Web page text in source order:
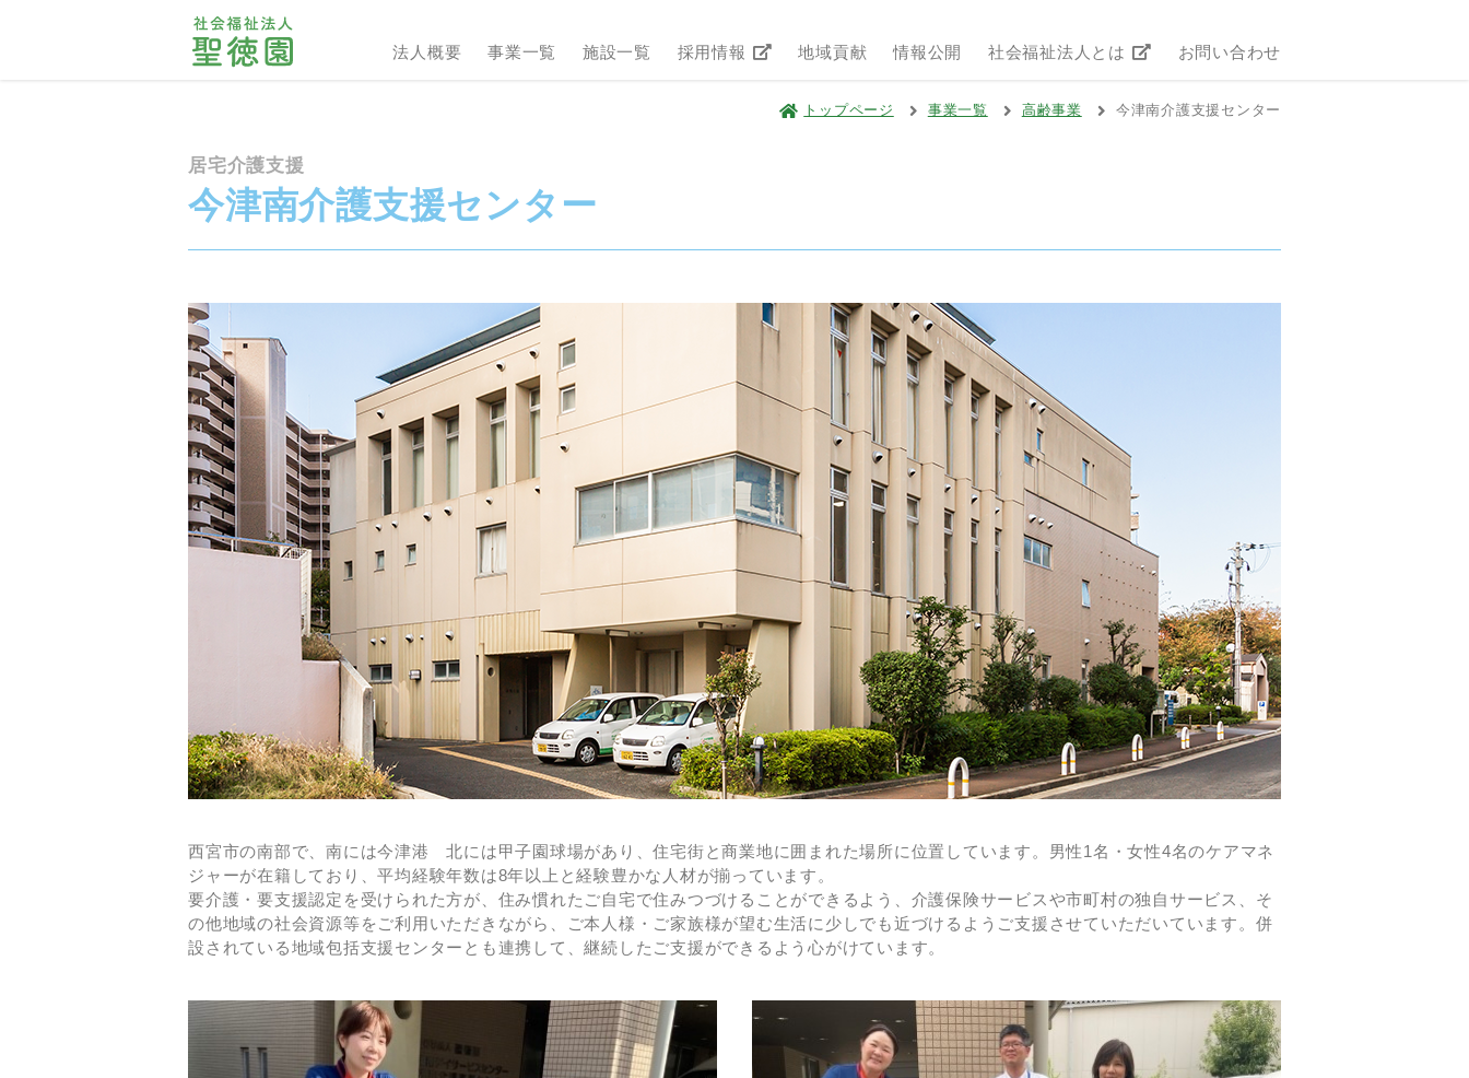
法人概要 事業一覧 施設一覧 採用情報 地域貢献 情報公開 社会福祉法人とは お問い合わせ
トップページ 事業一覧 高齢事業 今津南介護支援センター
居宅介護支援
今津南介護支援センター
西宮市の南部で、南には今津港 北には甲子園球場があり、住宅街と商業地に囲まれた場所に位置しています。男性1名・女性4名のケアマネ
ジャーが在籍しており、平均経験年数は8年以上と経験豊かな人材が揃っています。
要介護・要支援認定を受けられた方が、住み慣れたご自宅で住みつづけることができるよう、介護保険サービスや市町村の独自サービス、そ
の他地域の社会資源等をご利用いただきながら、ご本人様・ご家族様が望む生活に少しでも近づけるようご支援させていただいています。併
設されている地域包括支援センターとも連携して、継続したご支援ができるよう心がけています。